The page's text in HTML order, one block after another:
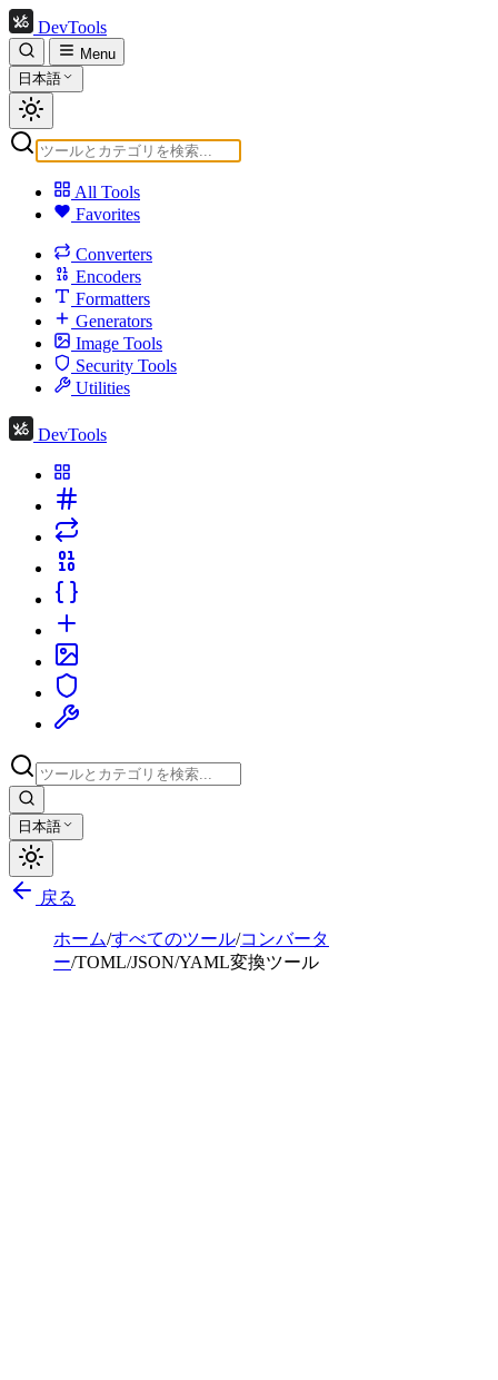
DevTools
Menu
日本語
All Tools
Favorites
Converters
Encoders
Formatters
Generators
Image Tools
Security Tools
Utilities
DevTools
日本語
戻る
ホーム/すべてのツール/コンバータ
ー/TOML/JSON/YAML変換ツール